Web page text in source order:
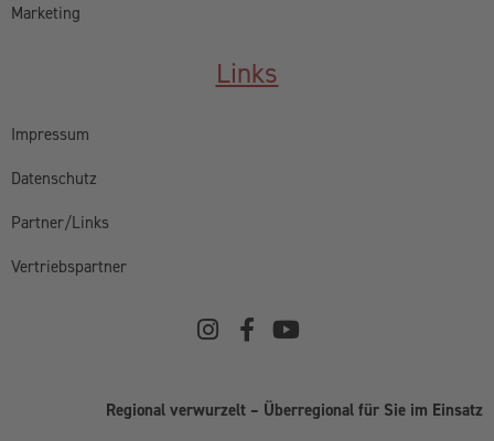
Marketing
Links
Impressum
Datenschutz
Partner/Links
Vertriebspartner
Regional verwurzelt – Überregional für Sie im Einsatz